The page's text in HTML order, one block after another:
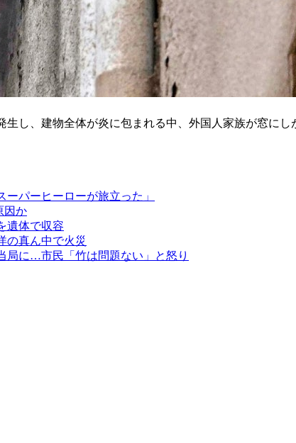
し、建物全体が炎に包まれる中、外国人家族が窓にし
パーヒーローが旅立った」
因か
遺体で収容
の真ん中で火災
局に…市民「竹は問題ない」と怒り